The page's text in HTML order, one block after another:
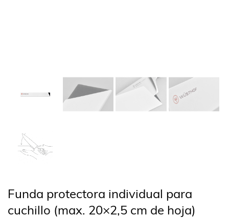
Funda protectora individual para
cuchillo (max. 20×2,5 cm de hoja)